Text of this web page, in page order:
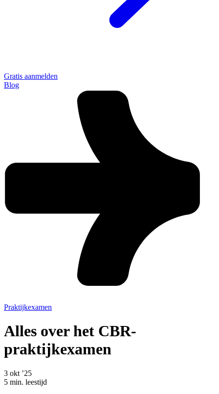
Gratis aanmelden
Blog
Praktijkexamen
Alles over het CBR-
praktijkexamen
3 okt ’25
5 min. leestijd